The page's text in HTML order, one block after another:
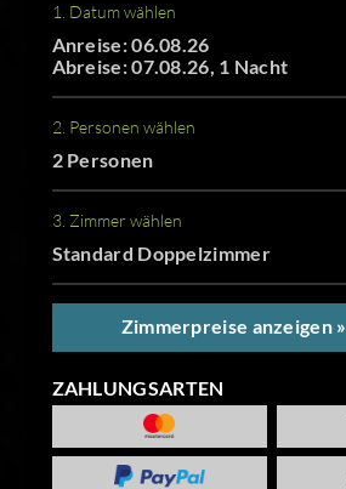
1. Datum wählen
Anreise: 06.08.26
Abreise: 07.08.26, 1 Nacht
2. Personen wählen
2 Personen
3. Zimmer wählen
Standard Doppelzimmer
Zimmerpreise anzeigen »
ZAHLUNGSARTEN